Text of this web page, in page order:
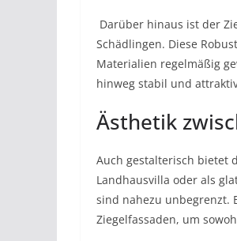
​Darüber hinaus ist der
Schädlingen. Diese
Materialien regelmäßig
hinweg stabil und
Ästhetik
Auch gestalterisch bietet
Landhausvilla oder als
sind nahezu unbegrenzt.
Ziegelfassaden, um